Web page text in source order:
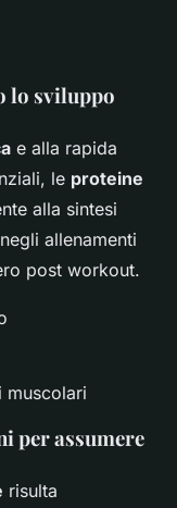
lo sviluppo
e alla rapida
le proteine
alla sintesi
allenamenti
post workout.
muscolari
per assumere
risulta